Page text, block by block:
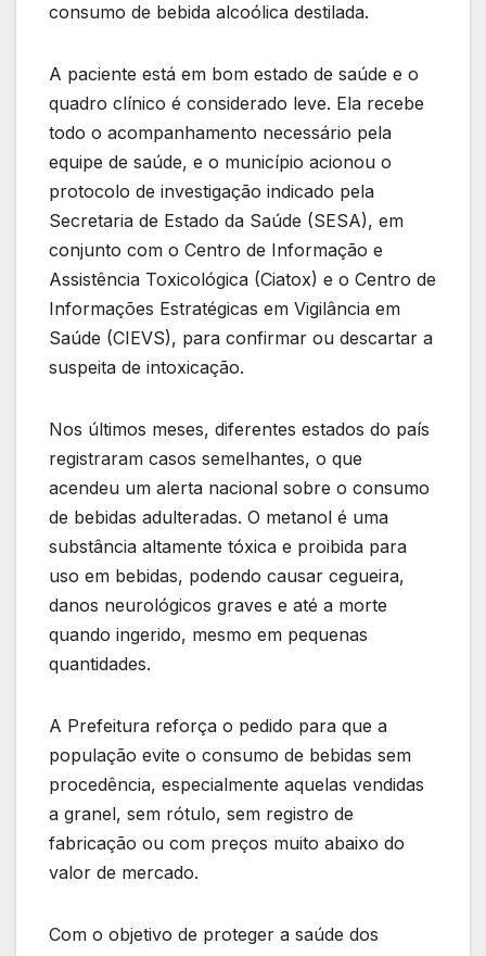
consumo de bebida alcoólica destilada.
A paciente está em bom estado de saúde e o
quadro clínico é considerado leve. Ela recebe
todo o acompanhamento necessário pela
equipe de saúde, e o município acionou o
protocolo de investigação indicado pela
Secretaria de Estado da Saúde (SESA), em
conjunto com o Centro de Informação e
Assistência Toxicológica (Ciatox) e o Centro de
Informações Estratégicas em Vigilância em
Saúde (CIEVS), para confirmar ou descartar a
suspeita de intoxicação.
Nos últimos meses, diferentes estados do país
registraram casos semelhantes, o que
acendeu um alerta nacional sobre o consumo
de bebidas adulteradas. O metanol é uma
substância altamente tóxica e proibida para
uso em bebidas, podendo causar cegueira,
danos neurológicos graves e até a morte
quando ingerido, mesmo em pequenas
quantidades.
A Prefeitura reforça o pedido para que a
população evite o consumo de bebidas sem
procedência, especialmente aquelas vendidas
a granel, sem rótulo, sem registro de
fabricação ou com preços muito abaixo do
valor de mercado.
Com o objetivo de proteger a saúde dos